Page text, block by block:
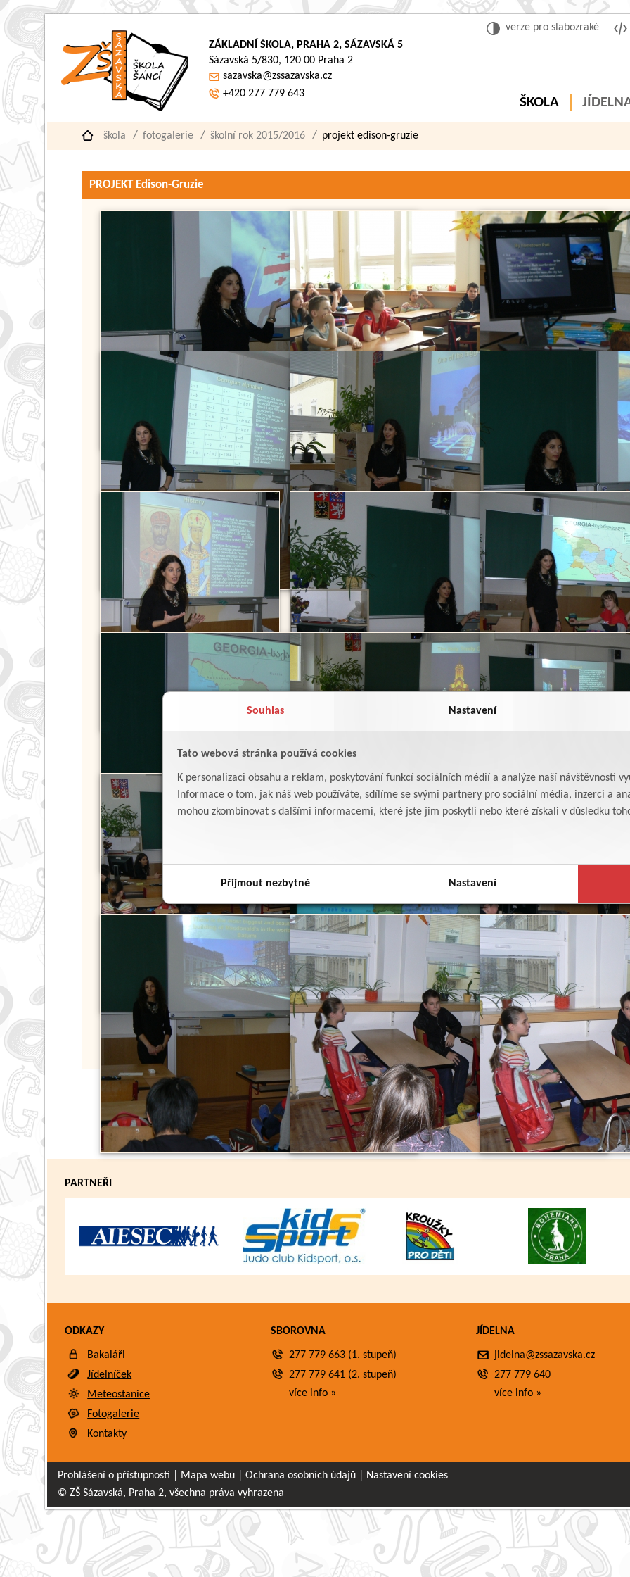
Souhlas Nastavení
Tato webová stránka používá cookies
K personalizaci obsahu a reklam, poskytování funkcí sociálních médií a analýze naší návštěvnosti
Informace o tom, jak náš web používáte, sdílíme se svými partnery pro sociální média, inzerci a
mohou zkombinovat s dalšími informacemi, které jste jim poskytli nebo které získali v důsledku
Přijmout nezbytné Nastavení
verze pro slabozraké
ZÁKLADNÍ ŠKOLA, PRAHA 2, SÁZAVSKÁ 5
Sázavská 5/830, 120 00 Praha 2
sazavska@zssazavska.cz
+420 277 779 643
ŠKOLA
škola fotogalerie školní rok 2015/2016 projekt edison-gruzie
PROJEKT Edison-Gruzie
PARTNEŘI
ODKAZY
Bakaláři
Jídelníček
Meteostanice
Fotogalerie
Kontakty
SBOROVNA
277 779 663 (1. stupeň)
277 779 641 (2. stupeň)
více info »
JÍDELNA
jidelna@zssazavska.cz
277 779 640
více info »
Prohlášení o přístupnosti Mapa webu |Ochrana osobních údajů
Nastavení cookies
© ZŠ Sázavská, Praha 2, všechna práva vyhrazena